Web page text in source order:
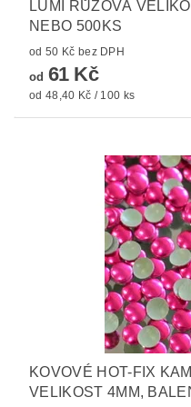
LUMI RŮŽOVÁ
NEBO 500KS
od 50 Kč bez DPH
od 61 Kč
od 48,40 Kč / 100 ks
KOVOVÉ HOT-FIX
VELIKOST 4MM,